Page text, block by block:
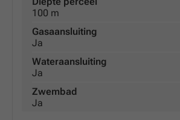
100 m
Gasaansluiting
Ja
Wateraansluiting
Ja
Zwembad
Ja